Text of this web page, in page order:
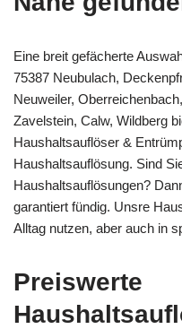
Eine breit gefächerte
75387 Neubulach,
Neuweiler,
Zavelstein, Calw, Wildberg
Haushaltsauflöser &
Haushaltsauflösung. Sind
Haushaltsauflösungen?
garantiert fündig. Unsre
Alltag nutzen, aber auch in
Preiswerte